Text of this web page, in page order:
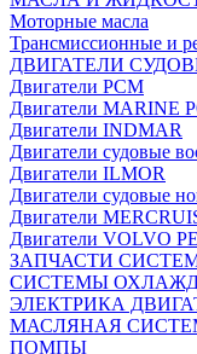
Моторные масла
Трансмиссионные и
ДВИГАТЕЛИ
Двигатели PCM
Двигатели MARINE
Двигатели INDMAR
Двигатели судовые
Двигатели ILMOR
Двигатели судовые
Двигатели
Двигатели VOLVO
ЗАПЧАСТИ
СИСТЕМЫ
ЭЛЕКТРИКА
МАСЛЯНАЯ
ПОМПЫ